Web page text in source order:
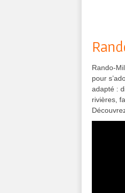
Rando-
pour
adapté :
rivières,